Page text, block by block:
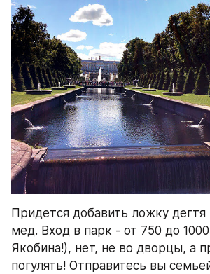
Придется добавить ложку
мед. Вход в парк - от 750 до
Якобина!), нет, не во дворцы, а
погулять! Отправитесь вы